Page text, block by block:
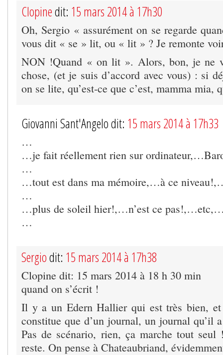
Clopinedit: 15 mars 2014 à 17h30
Oh, Sergio « assurément on se regarde
vous dit « se » lit, ou « lit » ? Je remonte
NON !Quand « on lit ». Alors, bon, je ne
chose, (et je suis d’accord avec vous) : si
on se lite, qu’est-ce que c’est, mamma mia,
Giovanni Sant'Angelo dit: 15 mars 2014 à 17h33
…
…je fait réellement rien sur
…
…tout est dans ma mémoire,…à ce
…
…plus de soleil hier!,…n’est ce
…
Sergiodit: 15 mars 2014 à 17h38
Clopine dit: 15 mars 2014 à 18 h 30 min
quand on s’écrit !
Il y a un Edern Hallier qui est très bien,
constitue que d’un journal, un journal qu’il
Pas de scénario, rien, ça marche tout
reste. On pense à Chateaubriand,